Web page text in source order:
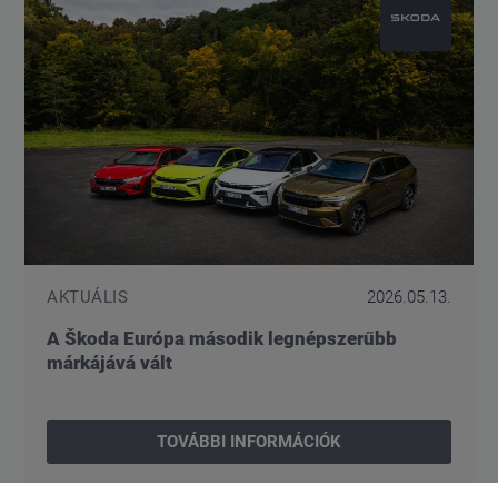
AKTUÁLIS 2026.05.13.
A Škoda Európa második legnépszerűbb
márkájává vált
TOVÁBBI INFORMÁCIÓK